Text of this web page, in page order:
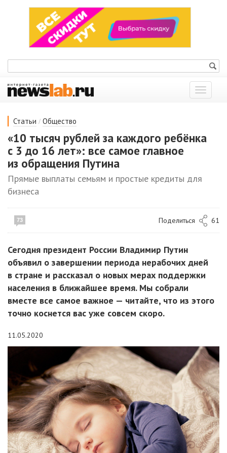
Показать
меню
Статьи / Общество
«10 тысяч рублей за каждого ребёнка
с 3 до 16 лет»: все самое главное
из обращения Путина
Прямые выплаты семьям и простые кредиты для
бизнеса
73 Поделиться 61
Сегодня президент России Владимир Путин
объявил о завершении периода нерабочих дней
в стране и рассказал о новых мерах поддержки
населения в ближайшее время. Мы собрали
вместе все самое важное — читайте, что из этого
точно коснется вас уже совсем скоро.
11.05.2020